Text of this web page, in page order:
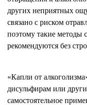
других неприятных
связано с риском
поэтому такие методы
рекомендуются без
«Капли от
дисульфирам или
самостоятельное